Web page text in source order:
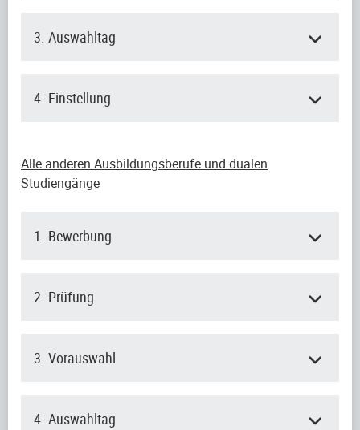
3. Auswahltag
4. Einstellung
Alle anderen Ausbildungsberufe und dualen
Studiengänge
1. Bewerbung
2. Prüfung
3. Vorauswahl
4. Auswahltag